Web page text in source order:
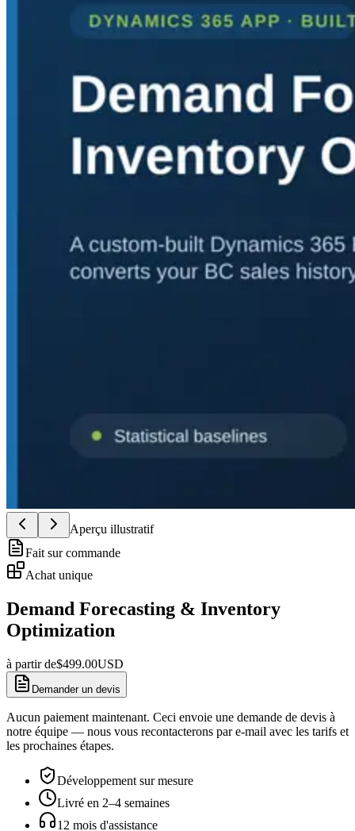
Aperçu illustratif
Fait sur commande
Achat unique
Demand Forecasting & Inventory
Optimization
à partir de$499.00USD
Demander un devis
Aucun paiement maintenant. Ceci envoie une demande de devis à
notre équipe — nous vous recontacterons par e-mail avec les tarifs et
les prochaines étapes.
Développement sur mesure
Livré en 2–4 semaines
12 mois d'assistance